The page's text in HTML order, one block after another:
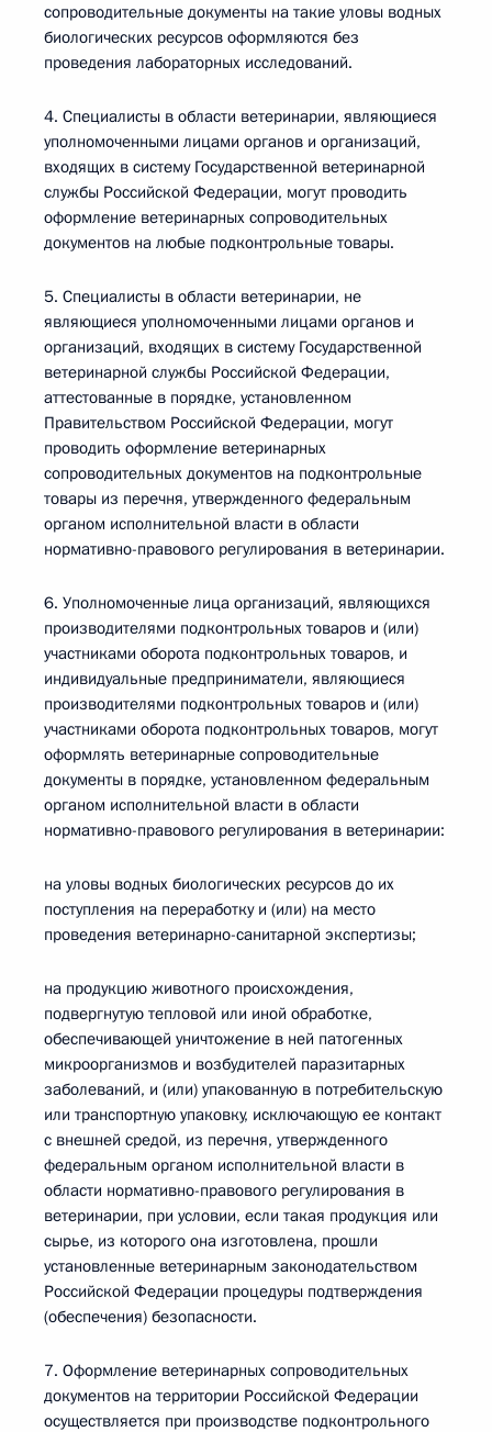
сопроводительные документы на такие уловы водных
биологических ресурсов оформляются без
проведения лабораторных исследований.
4. Специалисты в области ветеринарии, являющиеся
уполномоченными лицами органов и организаций,
входящих в систему Государственной ветеринарной
службы Российской Федерации, могут проводить
оформление ветеринарных сопроводительных
документов на любые подконтрольные товары.
5. Специалисты в области ветеринарии, не
являющиеся уполномоченными лицами органов и
организаций, входящих в систему Государственной
ветеринарной службы Российской Федерации,
аттестованные в порядке, установленном
Правительством Российской Федерации, могут
проводить оформление ветеринарных
сопроводительных документов на подконтрольные
товары из перечня, утвержденного федеральным
органом исполнительной власти в области
нормативно-правового регулирования в ветеринарии.
6. Уполномоченные лица организаций, являющихся
производителями подконтрольных товаров и (или)
участниками оборота подконтрольных товаров, и
индивидуальные предприниматели, являющиеся
производителями подконтрольных товаров и (или)
участниками оборота подконтрольных товаров, могут
оформлять ветеринарные сопроводительные
документы в порядке, установленном федеральным
органом исполнительной власти в области
нормативно-правового регулирования в ветеринарии:
на уловы водных биологических ресурсов до их
поступления на переработку и (или) на место
проведения ветеринарно-санитарной экспертизы;
на продукцию животного происхождения,
подвергнутую тепловой или иной обработке,
обеспечивающей уничтожение в ней патогенных
микроорганизмов и возбудителей паразитарных
заболеваний, и (или) упакованную в потребительскую
или транспортную упаковку, исключающую ее контакт
с внешней средой, из перечня, утвержденного
федеральным органом исполнительной власти в
области нормативно-правового регулирования в
ветеринарии, при условии, если такая продукция или
сырье, из которого она изготовлена, прошли
установленные ветеринарным законодательством
Российской Федерации процедуры подтверждения
(обеспечения) безопасности.
7. Оформление ветеринарных сопроводительных
документов на территории Российской Федерации
осуществляется при производстве подконтрольного